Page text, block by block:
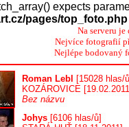
expects
pages/top_foto.php
Na serveru je
Nejvíce fotografií
Nejlépe bodovaný
Roman Lebl
[15028 hlas/
KOZÁROVICE
Bez názvu
Johys [6106 hlas/ů]